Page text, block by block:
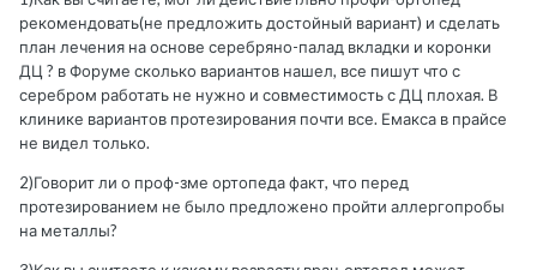
рекомендовать(не предложить достойный вариант) и сделать
план лечения на основе серебряно-палад вкладки и коронки
ДЦ ? в Форуме сколько вариантов нашел, все пишут что с
серебром работать не нужно и совместимость с ДЦ плохая. В
клинике вариантов протезирования почти все. Емакса в прайсе
не видел только.
2)Говорит ли о проф-зме ортопеда факт, что перед
протезированием не было предложено пройти аллергопробы
на металлы?